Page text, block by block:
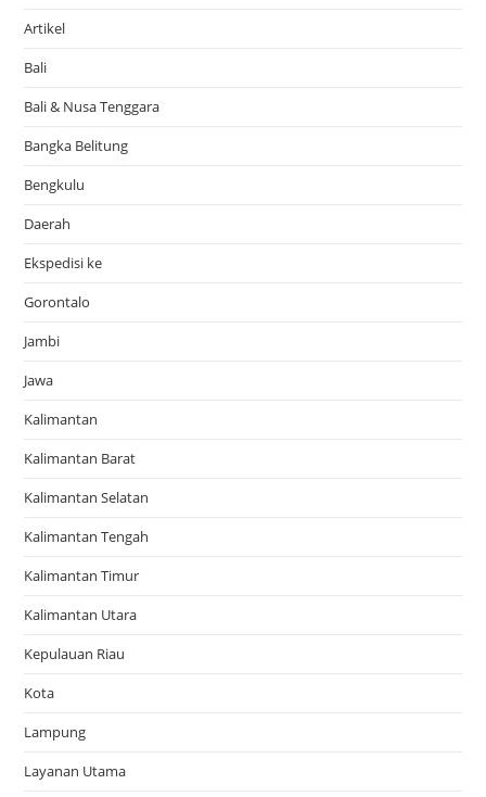
Artikel
Bali
Bali & Nusa Tenggara
Bangka Belitung
Bengkulu
Daerah
Ekspedisi ke
Gorontalo
Jambi
Jawa
Kalimantan
Kalimantan Barat
Kalimantan Selatan
Kalimantan Tengah
Kalimantan Timur
Kalimantan Utara
Kepulauan Riau
Kota
Lampung
Layanan Utama